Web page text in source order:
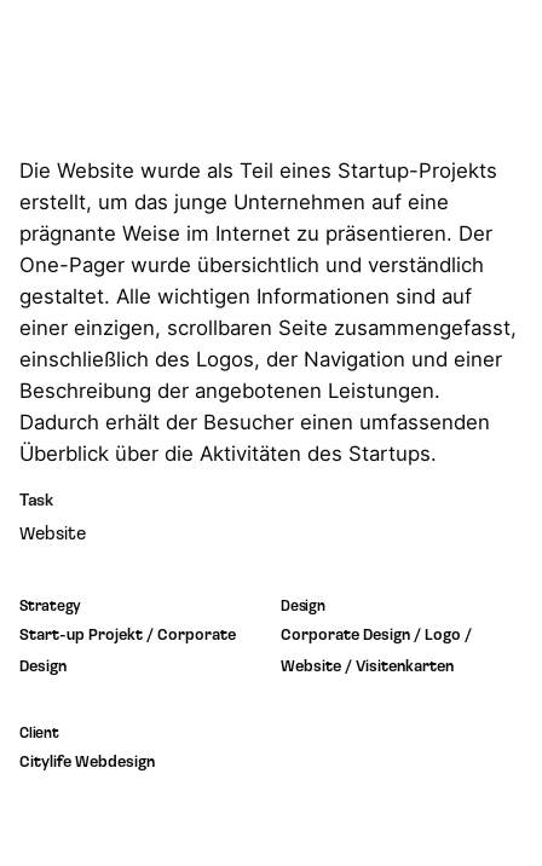
Die Website wurde als Teil eines Startup-Projekts
erstellt, um das junge Unternehmen auf eine
prägnante Weise im Internet zu präsentieren. Der
One-Pager wurde übersichtlich und verständlich
gestaltet. Alle wichtigen Informationen sind auf
einer einzigen, scrollbaren Seite zusammengefasst,
einschließlich des Logos, der Navigation und einer
Beschreibung der angebotenen Leistungen.
Dadurch erhält der Besucher einen umfassenden
Überblick über die Aktivitäten des Startups.
Task
Website
Strategy
Start-up Projekt / Corporate
Design
Design
Corporate Design / Logo /
Website / Visitenkarten
Client
Citylife Webdesign